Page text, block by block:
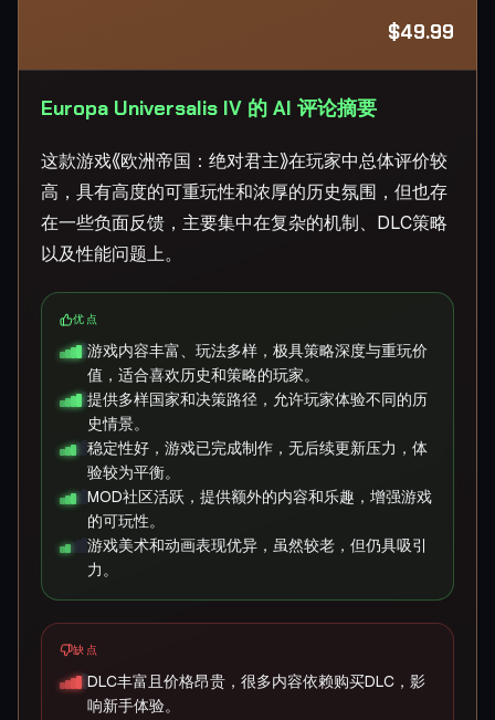
$49.99
Europa Universalis IV 的 AI 评论摘要
这款游戏《欧洲帝国：绝对君主》在玩家中总体评价较
高，具有高度的可重玩性和浓厚的历史氛围，但也存
在一些负面反馈，主要集中在复杂的机制、DLC策略
以及性能问题上。
优点
游戏内容丰富、玩法多样，极具策略深度与重玩价
值，适合喜欢历史和策略的玩家。
提供多样国家和决策路径，允许玩家体验不同的历
史情景。
稳定性好，游戏已完成制作，无后续更新压力，体
验较为平衡。
MOD社区活跃，提供额外的内容和乐趣，增强游戏
的可玩性。
游戏美术和动画表现优异，虽然较老，但仍具吸引
力。
缺点
DLC丰富且价格昂贵，很多内容依赖购买DLC，影
响新手体验。